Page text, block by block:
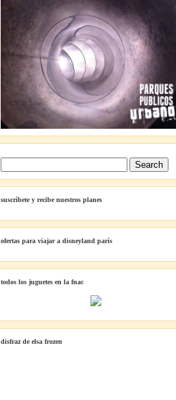
suscríbete y recibe nuestros planes
ofertas para viajar a disneyland parís
todos los juguetes en la fnac
disfraz de elsa frozen